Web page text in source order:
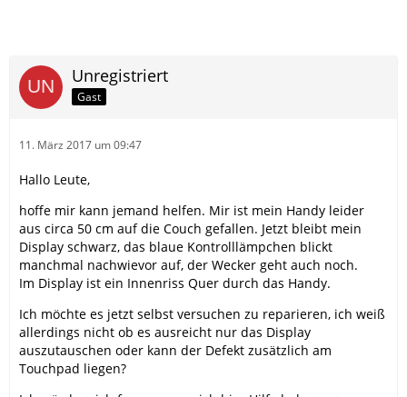
Unregistriert
Gast
11. März 2017 um 09:47
Hallo Leute,
hoffe mir kann jemand helfen. Mir ist mein Handy leider
aus circa 50 cm auf die Couch gefallen. Jetzt bleibt mein
Display schwarz, das blaue Kontrolllämpchen blickt
manchmal nachwievor auf, der Wecker geht auch noch.
Im Display ist ein Innenriss Quer durch das Handy.
Ich möchte es jetzt selbst versuchen zu reparieren, ich weiß
allerdings nicht ob es ausreicht nur das Display
auszutauschen oder kann der Defekt zusätzlich am
Touchpad liegen?